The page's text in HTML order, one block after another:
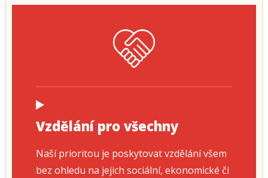
Vzdělání pro všechny
Naší prioritou je poskytovat vzdělání všem
bez ohledu na jejich sociální, ekonomické či